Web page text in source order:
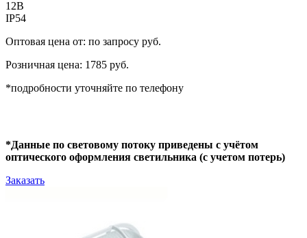
12В
IP54
Оптовая цена от: по запросу руб.
Розничная цена: 1785 руб.
*подробности уточняйте по телефону
*Данные по световому потоку приведены с учётом
оптического оформления светильника (с учетом потерь)
Заказать